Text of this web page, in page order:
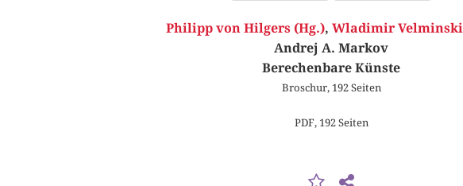
Philipp von Hilgers (Hg.), Wladimir Velminski
Andrej A. Markov
Berechenbare Künste
Broschur, 192 Seiten
PDF, 192 Seiten